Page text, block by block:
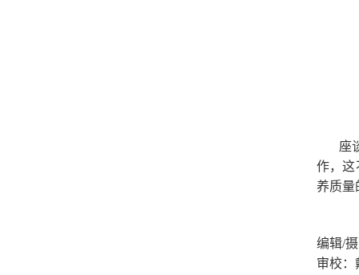
座
作，这
养质量
编辑/
审校：